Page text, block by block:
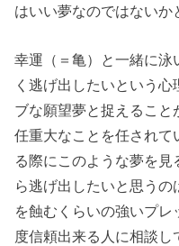
はいい夢なのではないか
幸運（＝亀）と一緒に泳
く逃げ出したいという
ブな願望夢と捉えるこ
任重大なことを任されて
る際にこのような夢を
ら逃げ出したいと思う
を蝕むくらいの強いプ
度信頼出来る人に相談